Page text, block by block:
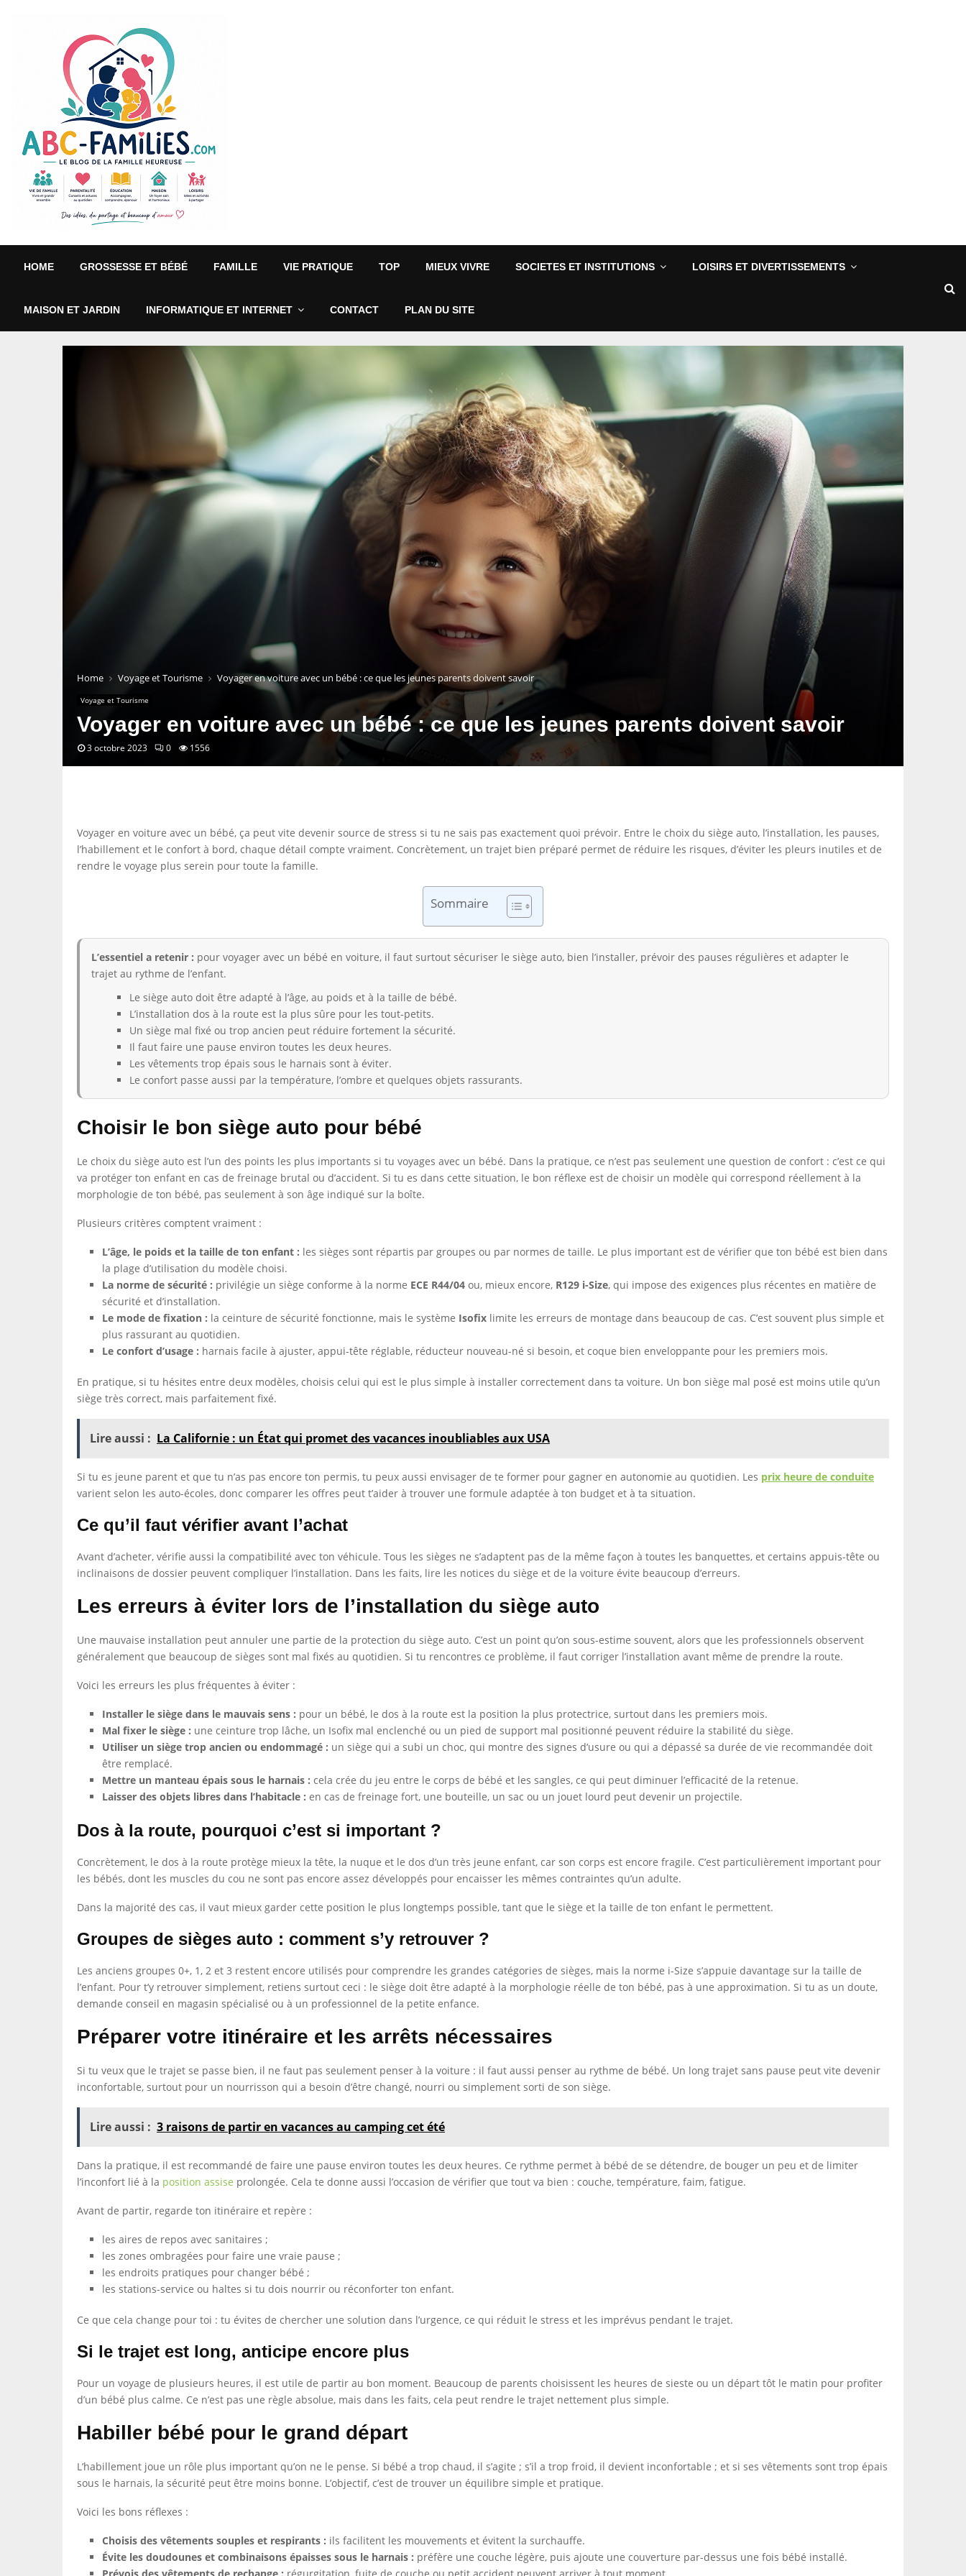
HOME GROSSESSE ET BÉBÉ FAMILLE VIE PRATIQUE TOP MIEUX VIVRE SOCIETES ET INSTITUTIONS LOISIRS ET DIVERTISSEMENTS
MAISON ET JARDIN INFORMATIQUE ET INTERNET CONTACT PLAN DU SITE
Home Voyage et Tourisme Voyager en voiture avec un bébé : ce que les jeunes parents doivent savoir
Voyage et Tourisme
Voyager en voiture avec un bébé : ce que les jeunes parents doivent savoir
3 octobre 2023 0 1556
Voyager en voiture avec un bébé, ça peut vite devenir source de stress si tu ne sais pas exactement quoi prévoir. Entre le choix du siège auto, l’installation, les pauses,
l’habillement et le confort à bord, chaque détail compte vraiment. Concrètement, un trajet bien préparé permet de réduire les risques, d’éviter les pleurs inutiles et de
rendre le voyage plus serein pour toute la famille.
Sommaire
L’essentiel a retenir : pour voyager avec un bébé en voiture, il faut surtout sécuriser le siège auto, bien l’installer, prévoir des pauses régulières et adapter le
trajet au rythme de l’enfant.
Le siège auto doit être adapté à l’âge, au poids et à la taille de bébé.
L’installation dos à la route est la plus sûre pour les tout-petits.
Un siège mal fixé ou trop ancien peut réduire fortement la sécurité.
Il faut faire une pause environ toutes les deux heures.
Les vêtements trop épais sous le harnais sont à éviter.
Le confort passe aussi par la température, l’ombre et quelques objets rassurants.
Choisir le bon siège auto pour bébé
Le choix du siège auto est l’un des points les plus importants si tu voyages avec un bébé. Dans la pratique, ce n’est pas seulement une question de confort : c’est ce qui
va protéger ton enfant en cas de freinage brutal ou d’accident. Si tu es dans cette situation, le bon réflexe est de choisir un modèle qui correspond réellement à la
morphologie de ton bébé, pas seulement à son âge indiqué sur la boîte.
Plusieurs critères comptent vraiment :
L’âge, le poids et la taille de ton enfant : les sièges sont répartis par groupes ou par normes de taille. Le plus important est de vérifier que ton bébé est bien dans
la plage d’utilisation du modèle choisi.
La norme de sécurité : privilégie un siège conforme à la norme ECE R44/04 ou, mieux encore, R129 i-Size, qui impose des exigences plus récentes en matière de
sécurité et d’installation.
Le mode de fixation : la ceinture de sécurité fonctionne, mais le système Isofix limite les erreurs de montage dans beaucoup de cas. C’est souvent plus simple et
plus rassurant au quotidien.
Le confort d’usage : harnais facile à ajuster, appui-tête réglable, réducteur nouveau-né si besoin, et coque bien enveloppante pour les premiers mois.
En pratique, si tu hésites entre deux modèles, choisis celui qui est le plus simple à installer correctement dans ta voiture. Un bon siège mal posé est moins utile qu’un
siège très correct, mais parfaitement fixé.
Lire aussi : La Californie : un État qui promet des vacances inoubliables aux USA
Si tu es jeune parent et que tu n’as pas encore ton permis, tu peux aussi envisager de te former pour gagner en autonomie au quotidien. Les prix heure de conduite
varient selon les auto-écoles, donc comparer les offres peut t’aider à trouver une formule adaptée à ton budget et à ta situation.
Ce qu’il faut vérifier avant l’achat
Avant d’acheter, vérifie aussi la compatibilité avec ton véhicule. Tous les sièges ne s’adaptent pas de la même façon à toutes les banquettes, et certains appuis-tête ou
inclinaisons de dossier peuvent compliquer l’installation. Dans les faits, lire les notices du siège et de la voiture évite beaucoup d’erreurs.
Les erreurs à éviter lors de l’installation du siège auto
Une mauvaise installation peut annuler une partie de la protection du siège auto. C’est un point qu’on sous-estime souvent, alors que les professionnels observent
généralement que beaucoup de sièges sont mal fixés au quotidien. Si tu rencontres ce problème, il faut corriger l’installation avant même de prendre la route.
Voici les erreurs les plus fréquentes à éviter :
Installer le siège dans le mauvais sens : pour un bébé, le dos à la route est la position la plus protectrice, surtout dans les premiers mois.
Mal fixer le siège : une ceinture trop lâche, un Isofix mal enclenché ou un pied de support mal positionné peuvent réduire la stabilité du siège.
Utiliser un siège trop ancien ou endommagé : un siège qui a subi un choc, qui montre des signes d’usure ou qui a dépassé sa durée de vie recommandée doit
être remplacé.
Mettre un manteau épais sous le harnais : cela crée du jeu entre le corps de bébé et les sangles, ce qui peut diminuer l’efficacité de la retenue.
Laisser des objets libres dans l’habitacle : en cas de freinage fort, une bouteille, un sac ou un jouet lourd peut devenir un projectile.
Dos à la route, pourquoi c’est si important ?
Concrètement, le dos à la route protège mieux la tête, la nuque et le dos d’un très jeune enfant, car son corps est encore fragile. C’est particulièrement important pour
les bébés, dont les muscles du cou ne sont pas encore assez développés pour encaisser les mêmes contraintes qu’un adulte.
Dans la majorité des cas, il vaut mieux garder cette position le plus longtemps possible, tant que le siège et la taille de ton enfant le permettent.
Groupes de sièges auto : comment s’y retrouver ?
Les anciens groupes 0+, 1, 2 et 3 restent encore utilisés pour comprendre les grandes catégories de sièges, mais la norme i-Size s’appuie davantage sur la taille de
l’enfant. Pour t’y retrouver simplement, retiens surtout ceci : le siège doit être adapté à la morphologie réelle de ton bébé, pas à une approximation. Si tu as un doute,
demande conseil en magasin spécialisé ou à un professionnel de la petite enfance.
Préparer votre itinéraire et les arrêts nécessaires
Si tu veux que le trajet se passe bien, il ne faut pas seulement penser à la voiture : il faut aussi penser au rythme de bébé. Un long trajet sans pause peut vite devenir
inconfortable, surtout pour un nourrisson qui a besoin d’être changé, nourri ou simplement sorti de son siège.
Lire aussi : 3 raisons de partir en vacances au camping cet été
Dans la pratique, il est recommandé de faire une pause environ toutes les deux heures. Ce rythme permet à bébé de se détendre, de bouger un peu et de limiter
l’inconfort lié à la position assise prolongée. Cela te donne aussi l’occasion de vérifier que tout va bien : couche, température, faim, fatigue.
Avant de partir, regarde ton itinéraire et repère :
les aires de repos avec sanitaires ;
les zones ombragées pour faire une vraie pause ;
les endroits pratiques pour changer bébé ;
les stations-service ou haltes si tu dois nourrir ou réconforter ton enfant.
Ce que cela change pour toi : tu évites de chercher une solution dans l’urgence, ce qui réduit le stress et les imprévus pendant le trajet.
Si le trajet est long, anticipe encore plus
Pour un voyage de plusieurs heures, il est utile de partir au bon moment. Beaucoup de parents choisissent les heures de sieste ou un départ tôt le matin pour profiter
d’un bébé plus calme. Ce n’est pas une règle absolue, mais dans les faits, cela peut rendre le trajet nettement plus simple.
Habiller bébé pour le grand départ
L’habillement joue un rôle plus important qu’on ne le pense. Si bébé a trop chaud, il s’agite ; s’il a trop froid, il devient inconfortable ; et si ses vêtements sont trop épais
sous le harnais, la sécurité peut être moins bonne. L’objectif, c’est de trouver un équilibre simple et pratique.
Voici les bons réflexes :
Choisis des vêtements souples et respirants : ils facilitent les mouvements et évitent la surchauffe.
Évite les doudounes et combinaisons épaisses sous le harnais : préfère une couche légère, puis ajoute une couverture par-dessus une fois bébé installé.